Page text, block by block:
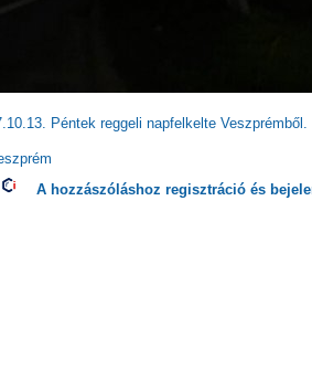
Péntek reggeli napfelkelte Veszprémből.
A hozzászóláshoz regisztrációés